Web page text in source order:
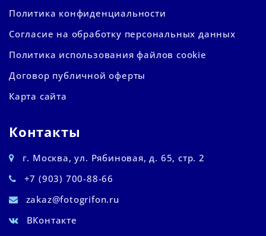
Политика конфиденциальности
Согласие на обработку персональных данных
Политика использования файлов cookie
Договор публичной оферты
Карта сайта
Контакты
г. Москва, ул. Рябиновая, д. 65, стр. 2
+7 (903) 700-88-66
zakaz@fotogrifon.ru
ВКонтакте